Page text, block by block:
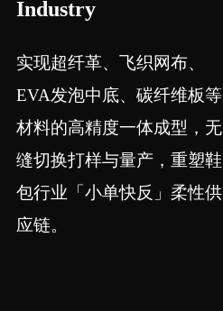
Industry
实现超纤革、飞织网布、
EVA发泡中底、碳纤维板等
材料的高精度一体成型，无
缝切换打样与量产，重塑鞋
包行业「小单快反」柔性供
应链。